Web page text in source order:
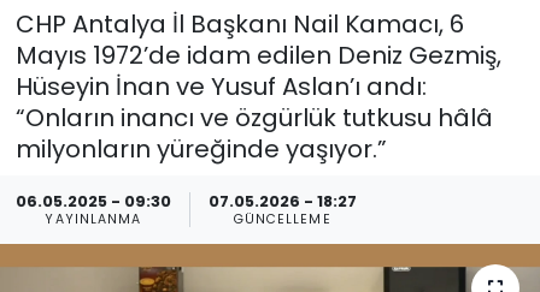
CHP Antalya İl Başkanı Nail Kamacı, 6
Mayıs 1972’de idam edilen Deniz Gezmiş,
Hüseyin İnan ve Yusuf Aslan’ı andı:
“Onların inancı ve özgürlük tutkusu hâlâ
milyonların yüreğinde yaşıyor.”
06.05.2025 - 09:30
YAYINLANMA
07.05.2026 - 18:27
GÜNCELLEME
Video
Eğitim
Kültür-sanat
Sağlık
Spor
Ekonomi
Kültür-sanat
Sağlık
Spor
Teknoloji
Tüm Manşetler
Son Dakika Haberleri
Haber Arşivi